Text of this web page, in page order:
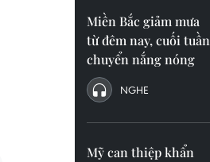
Miền Bắc giảm mưa
từ đêm nay, cuối tuần
chuyển nắng nóng
NGHE
Mỹ can thiệp khẩn